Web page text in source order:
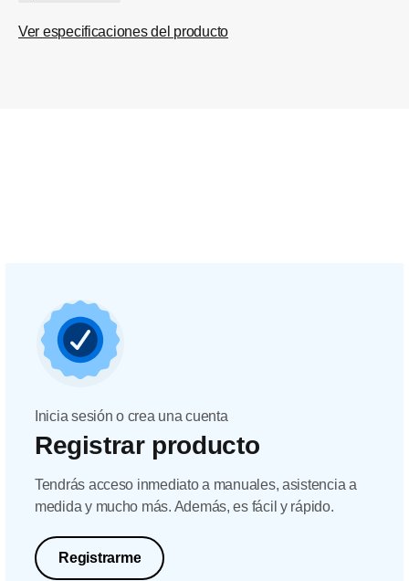
Ver especificaciones del producto
Inicia sesión o crea una cuenta
Registrar producto
Tendrás acceso inmediato a manuales, asistencia a
medida y mucho más. Además, es fácil y rápido.
Registrarme